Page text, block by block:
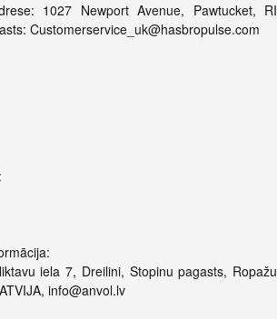
1027 Newport Avenue, Pawtucket, RI
Customerservice_uk@hasbropulse.com
iela 7, Dreilini, Stopinu pagasts, Ropažu
info@anvol.lv